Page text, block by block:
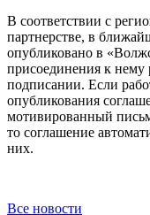
В соответствии с
партнерстве, в
опубликовано в
присоединения к нему
подписании. Если
опубликования
мотивированный
то соглашение
них.
Все новости